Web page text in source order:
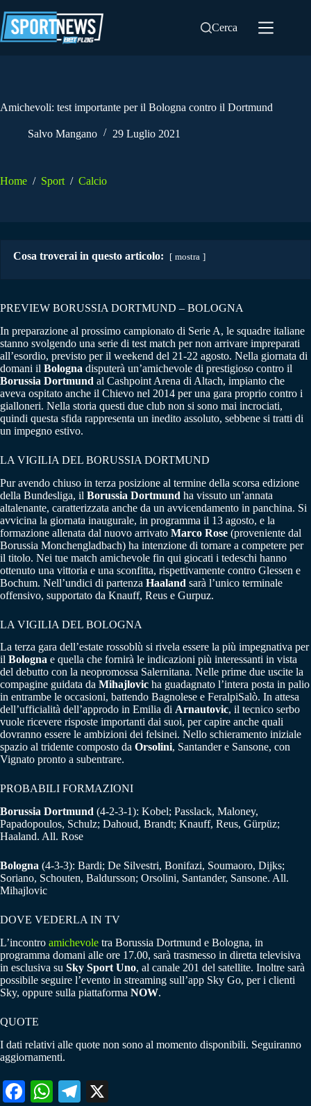
al
contenuto
Cerca
Amichevoli: test importante per il Bologna contro il Dortmund
Salvo Mangano 29 Luglio 2021
Home / Sport / Calcio
Cosa troverai in questo articolo: mostra
PREVIEW BORUSSIA DORTMUND – BOLOGNA
In preparazione al prossimo campionato di Serie A, le squadre italiane
stanno svolgendo una serie di test match per non arrivare impreparati
all’esordio, previsto per il weekend del 21-22 agosto. Nella giornata di
domani il Bologna disputerà un’amichevole di prestigioso contro il
Borussia Dortmund al Cashpoint Arena di Altach, impianto che
aveva ospitato anche il Chievo nel 2014 per una gara proprio contro i
gialloneri. Nella storia questi due club non si sono mai incrociati,
quindi questa sfida rappresenta un inedito assoluto, sebbene si tratti di
un impegno estivo.
LA VIGILIA DEL BORUSSIA DORTMUND
Pur avendo chiuso in terza posizione al termine della scorsa edizione
della Bundesliga, il Borussia Dortmund ha vissuto un’annata
altalenante, caratterizzata anche da un avvicendamento in panchina. Si
avvicina la giornata inaugurale, in programma il 13 agosto, e la
formazione allenata dal nuovo arrivato Marco Rose (proveniente dal
Borussia Monchengladbach) ha intenzione di tornare a competere per
il titolo. Nei tue match amichevole fin qui giocati i tedeschi hanno
ottenuto una vittoria e una sconfitta, rispettivamente contro Glessen e
Bochum. Nell’undici di partenza Haaland sarà l’unico terminale
offensivo, supportato da Knauff, Reus e Gurpuz.
LA VIGILIA DEL BOLOGNA
La terza gara dell’estate rossoblù si rivela essere la più impegnativa per
il Bologna e quella che fornirà le indicazioni più interessanti in vista
del debutto con la neopromossa Salernitana. Nelle prime due uscite la
compagine guidata da Mihajlovic ha guadagnato l’intera posta in palio
in entrambe le occasioni, battendo Bagnolese e FeralpiSalò. In attesa
dell’ufficialità dell’approdo in Emilia di Arnautovic, il tecnico serbo
vuole ricevere risposte importanti dai suoi, per capire anche quali
dovranno essere le ambizioni dei felsinei. Nello schieramento iniziale
spazio al tridente composto da Orsolini, Santander e Sansone, con
Vignato pronto a subentrare.
PROBABILI FORMAZIONI
Borussia Dortmund (4-2-3-1): Kobel; Passlack, Maloney,
Papadopoulos, Schulz; Dahoud, Brandt; Knauff, Reus, Gürpüz;
Haaland. All. Rose
Bologna (4-3-3): Bardi; De Silvestri, Bonifazi, Soumaoro, Dijks;
Soriano, Schouten, Baldursson; Orsolini, Santander, Sansone. All.
Mihajlovic
DOVE VEDERLA IN TV
L’incontro amichevole tra Borussia Dortmund e Bologna, in
programma domani alle ore 17.00, sarà trasmesso in diretta televisiva
in esclusiva su Sky Sport Uno, al canale 201 del satellite. Inoltre sarà
possibile seguire l’evento in streaming sull’app Sky Go, per i clienti
Sky, oppure sulla piattaforma NOW.
QUOTE
I dati relativi alle quote non sono al momento disponibili. Seguiranno
aggiornamenti.
Fa W
Te